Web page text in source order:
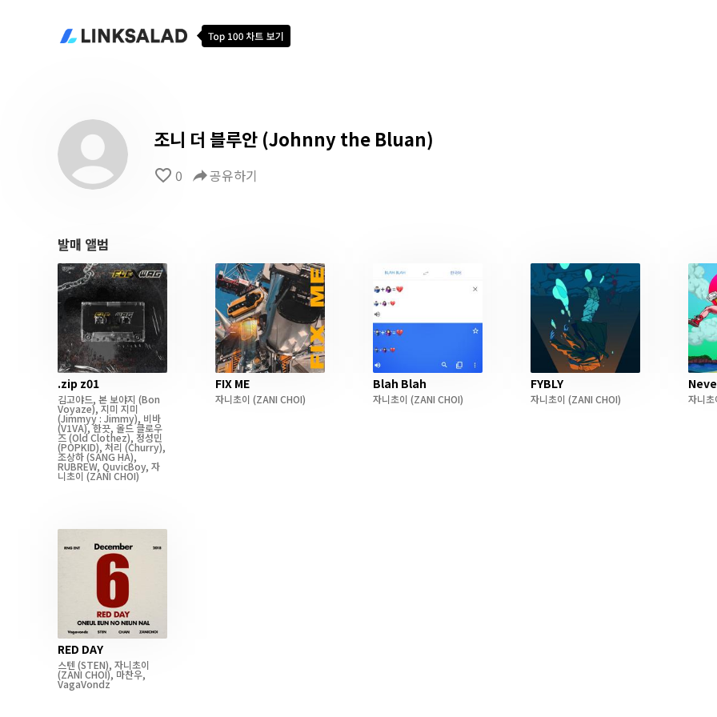
조니 더 블루안 (Johnny the Bluan)
favorite_border 0 reply공유하기
발매 앨범
.zip z01
김고야드, 본 보야지 (Bon
Voyaze),지미 지미
(Jimmyy : Jimmy), 비바
(V1VA),한끗, 올드 클로우
즈(Old Clothez), 정성민
(POPKID), 처리 (Churry),
조상하(SANG HA),
RUBREW, QuvicBoy, 자
니초이 (ZANI CHOI)
FIX ME
자니초이 (ZANI CHOI)
Blah Blah
자니초이 (ZANI CHOI)
FYBLY
자니초이 (ZANI CHOI) 자니초
RED DAY
스텐 (STEN), 자니초이
(ZANI CHOI), 마찬우,
VagaVondz